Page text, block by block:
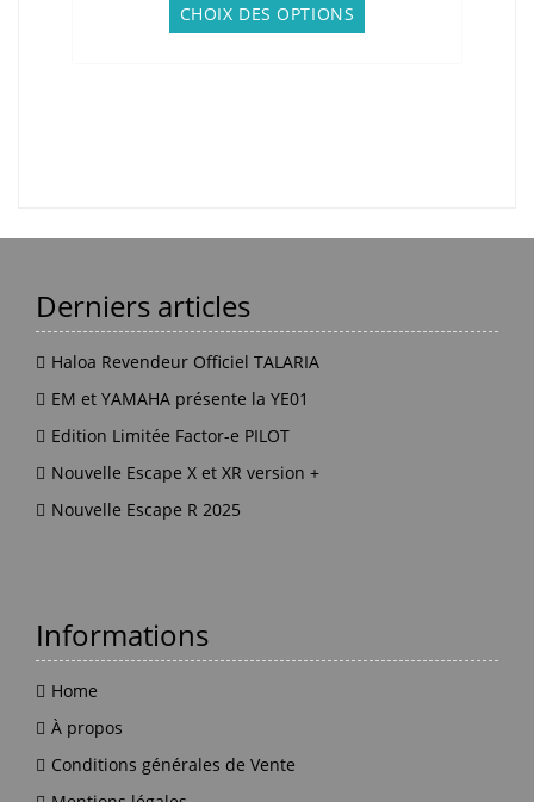
CHOIX DES OPTIONS
a
Derniers articles
Haloa Revendeur Officiel TALARIA
EM et YAMAHA présente la YE01
Edition Limitée Factor-e PILOT
Nouvelle Escape X et XR version +
Nouvelle Escape R 2025
Informations
Home
À propos
Conditions générales de Vente